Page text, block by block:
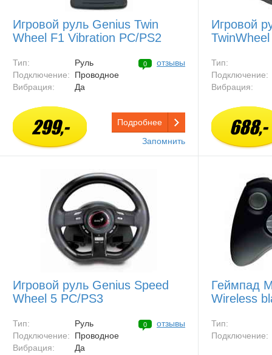
Игровой руль Genius Twin
Wheel F1 Vibration PC/PS2
Тип:
Руль
Подключение:
Проводное
Вибрация:
Да
0 отзывы
299,-
Подробнее
Запомнить
Игровой
Тип:
Подключение:
Вибрация:
688,-
Игровой руль Genius Speed
Wheel 5 PC/PS3
Тип:
Руль
Подключение:
Проводное
Вибрация:
Да
0 отзывы
Геймпад
Wireless
Тип:
Подключение: